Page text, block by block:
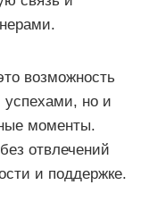
возможность
успехами, но и
моменты.
отвлечений
и поддержке.